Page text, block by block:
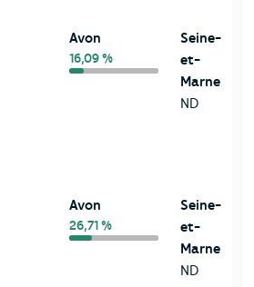
Avon
16,09 %
Seine-
et-
Marne
ND
Avon
26,71 %
Seine-
et-
Marne
ND